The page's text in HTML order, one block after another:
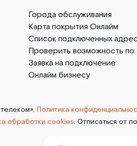
Города обслуживания
Карта покрытия Онлайм
Список подключенных
Проверить возможность по
Заявка на подключение
Онлайм бизнесу
Политика
обработки cookies. Отписаться от